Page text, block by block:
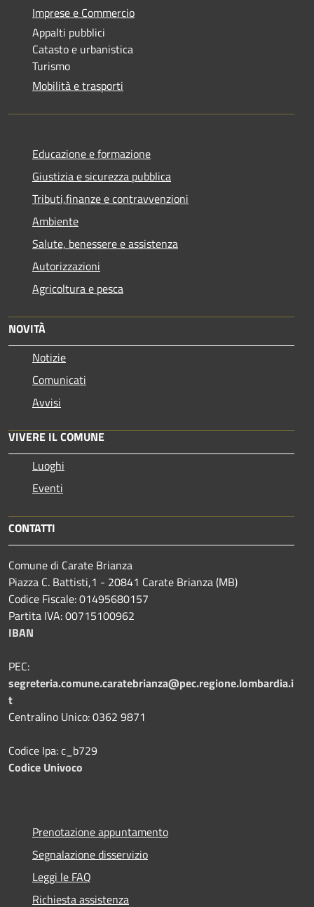
Imprese e Commercio
Appalti pubblici
Catasto e urbanistica
Turismo
Mobilità e trasporti
Educazione e formazione
Giustizia e sicurezza pubblica
Tributi,finanze e contravvenzioni
Ambiente
Salute, benessere e assistenza
Autorizzazioni
Agricoltura e pesca
NOVITÀ
Notizie
Comunicati
Avvisi
VIVERE IL COMUNE
Luoghi
Eventi
CONTATTI
Comune di Carate Brianza
Piazza C. Battisti,1 - 20841 Carate Brianza (MB)
Codice Fiscale: 01495680157
Partita IVA: 00715100962
IBAN
PEC:
segreteria.comune.caratebrianza@pec.regione.lombardia.i
t
Centralino Unico: 0362 9871
Codice Ipa: c_b729
Codice Univoco
Prenotazione appuntamento
Segnalazione disservizio
Leggi le FAQ
Richiesta assistenza